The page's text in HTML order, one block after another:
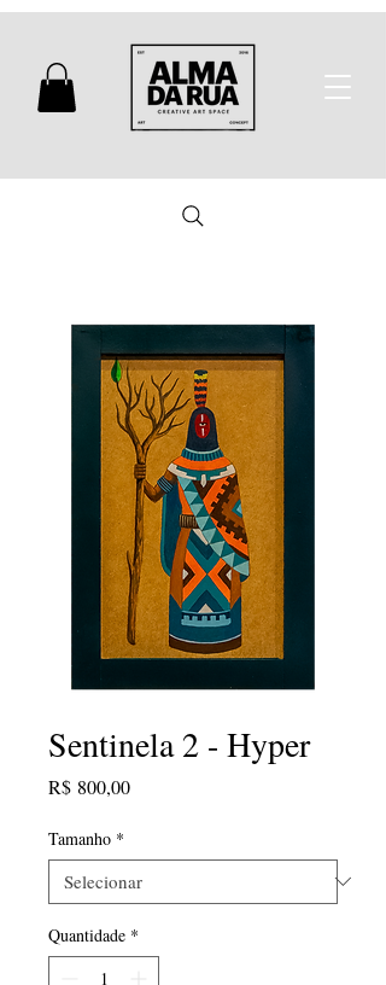
Sentinela 2 - Hyper
R$ 800,00Preço
Tamanho *
Quantidade *